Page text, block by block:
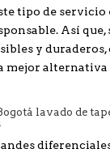
tipo de servicio
Así que,
y duraderos,
mejor alternativa
lavado de